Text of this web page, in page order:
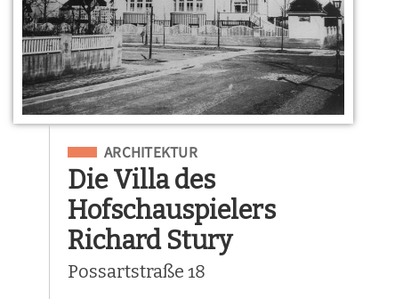
Eingeordnet unter
ARCHITEKTUR
Die Villa des
Hofschauspielers
Richard Stury
Possartstraße 18